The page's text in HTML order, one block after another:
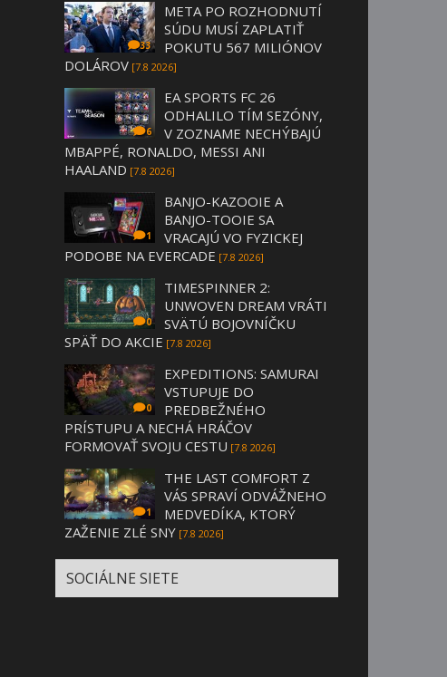
33
META PO ROZHODNUTÍ
SÚDU MUSÍ ZAPLATIŤ
POKUTU 567 MILIÓNOV
DOLÁROV [7.8 2026]
6
EA SPORTS FC 26
ODHALILO TÍM SEZÓNY,
V ZOZNAME NECHÝBAJÚ
MBAPPÉ, RONALDO, MESSI ANI
HAALAND [7.8 2026]
1
BANJO-KAZOOIE A
BANJO-TOOIE SA
VRACAJÚ VO FYZICKEJ
PODOBE NA EVERCADE [7.8 2026]
0
TIMESPINNER 2:
UNWOVEN DREAM VRÁTI
SVÄTÚ BOJOVNÍČKU
SPÄŤ DO AKCIE [7.8 2026]
0
EXPEDITIONS: SAMURAI
VSTUPUJE DO
PREDBEŽNÉHO
PRÍSTUPU A NECHÁ HRÁČOV
FORMOVAŤ SVOJU CESTU [7.8 2026]
1
THE LAST COMFORT Z
VÁS SPRAVÍ ODVÁŽNEHO
MEDVEDÍKA, KTORÝ
ZAŽENIE ZLÉ SNY [7.8 2026]
SOCIÁLNE SIETE